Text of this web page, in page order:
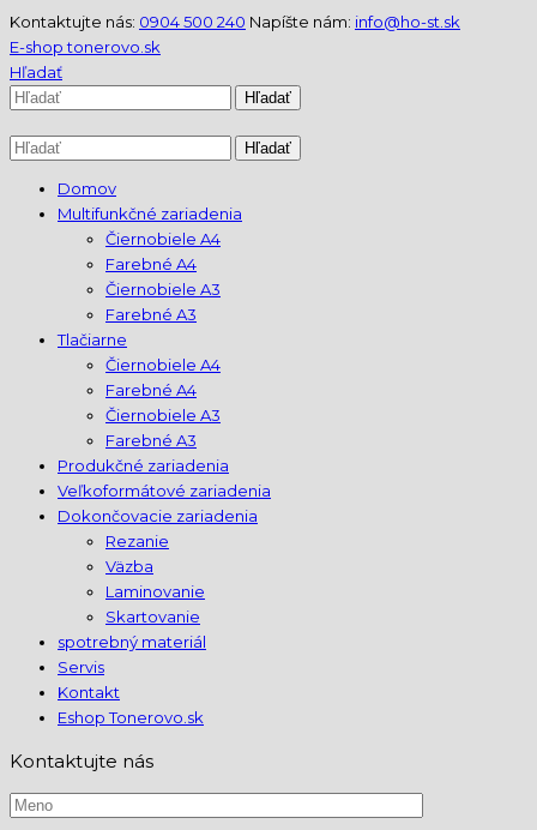
Kontaktujte nás: 0904 500 240 Napíšte nám: info@ho-st.sk
E-shop tonerovo.sk
Hľadať
Domov
Multifunkčné zariadenia
Čiernobiele A4
Farebné A4
Čiernobiele A3
Farebné A3
Tlačiarne
Čiernobiele A4
Farebné A4
Čiernobiele A3
Farebné A3
Produkčné zariadenia
Veľkoformátové zariadenia
Dokončovacie zariadenia
Rezanie
Väzba
Laminovanie
Skartovanie
spotrebný materiál
Servis
Kontakt
Eshop Tonerovo.sk
Kontaktujte nás